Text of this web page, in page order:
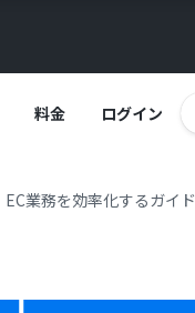
料金 ログイン
業務を効率化するガイド